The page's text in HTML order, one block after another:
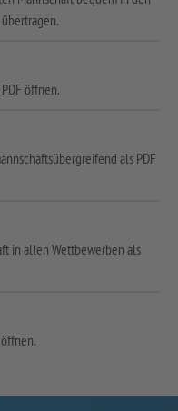
öffnen.
als PDF
in allen Wettbewerben als